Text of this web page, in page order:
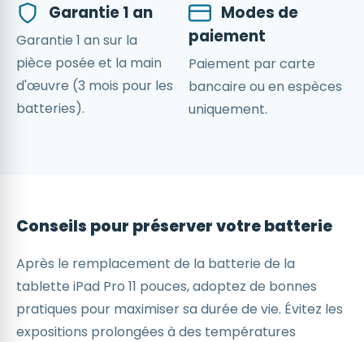
Garantie 1 an
Garantie 1 an sur la
pièce posée et la main
d'œuvre (3 mois pour les
batteries).
Modes de
paiement
Paiement par carte
bancaire ou en espèces
uniquement.
Conseils pour préserver votre batterie
Après le remplacement de la batterie de la
tablette iPad Pro 11 pouces, adoptez de bonnes
pratiques pour maximiser sa durée de vie. Évitez les
expositions prolongées à des températures